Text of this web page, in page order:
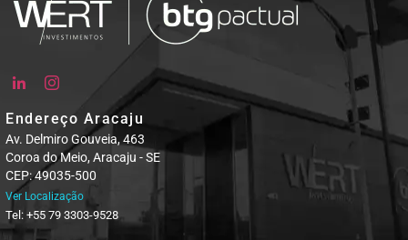
Endereço Aracaju
Av. Delmiro Gouveia, 463
Coroa do Meio, Aracaju - SE
CEP: 49035-500
Ver Localização
Tel: +55 79 3303-9528